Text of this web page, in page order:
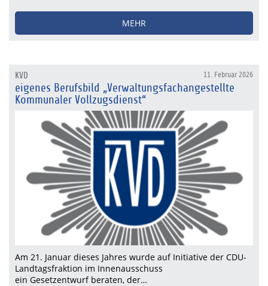
MEHR
11. Februar 2026
KVD
eigenes Berufsbild „Verwaltungsfachangestellte
Kommunaler Vollzugsdienst“
Am 21. Januar dieses Jahres wurde auf Initiative der CDU-
Landtagsfraktion im Innenausschuss
ein Gesetzentwurf beraten, der…